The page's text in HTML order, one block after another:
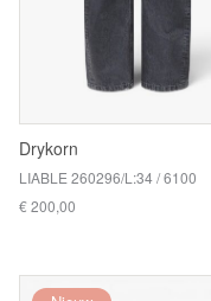
Drykorn
LIABLE 260296/L:34 / 6100
€ 200,00